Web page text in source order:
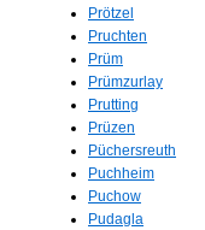
Prötzel
Pruchten
Prüm
Prümzurlay
Prutting
Prüzen
Püchersreuth
Puchheim
Puchow
Pudagla